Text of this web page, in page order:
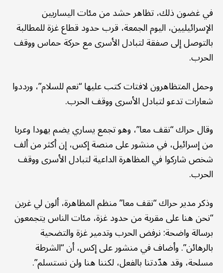
في غضون ذلك، تظاهر حشد من مئات اليساريين
الإسرائيليين، اليوم الجمعة، قرب حدود قطاع غزة للمطالبة
بالتوصل إلى صفقة لتبادل الأسرى مع حركة حماس ووقف
الحرب.
وحمل المتظاهرون لافتات كتب عليها “نعم للسلام”، ورددوا
شعارات تدعو لتبادل الأسرى ووقف الحرب.
وقال حراك “نقف معا”، وهو تجمع يساري يضم يهودا وعربا
من إسرائيل، في منشور على منصة إكس، إن أكثر من ألف
شخص شاركوا في المظاهرة الداعية لتبادل الأسرى ووقف
الحرب.
وذكر مدير حراك “نقف معا” منظم المظاهرة، ألون لي غرين
“نحن هنا على مقربة من حدود غزة، مئات الناس يتجمعون
برسالة واضحة: نرفض الحرب وتدمير غزة والتضحية
بالرهائن”. وأضاف في منشور على إكس، أن “الشرطة
مسلحة، وقد هدّدتنا بالفعل، لكننا هنا ولن نستسلم”.